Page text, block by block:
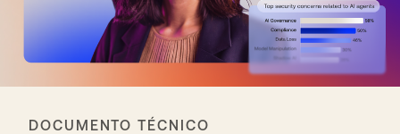
DOCUMENTO TÉCNICO